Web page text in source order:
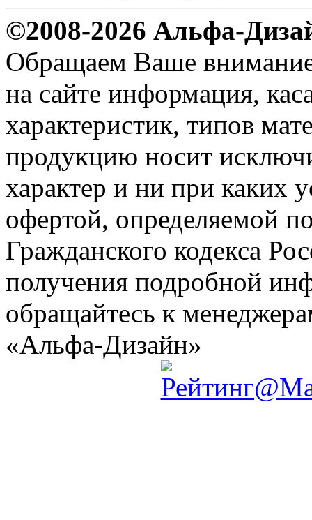
©2008-2026 Альфа-
Обращаем Ваше внимание
на сайте информация,
характеристик, типов
продукцию носит
характер и ни при каких
офертой, определяемой
Гражданского кодекса
получения подробной
обращайтесь к
«Альфа-Дизайн»